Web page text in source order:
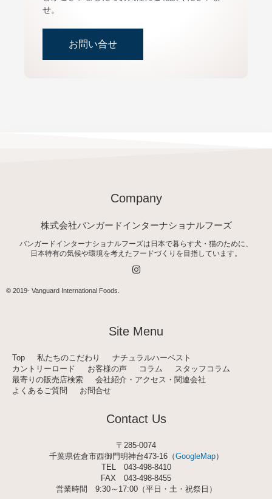
せ。
お問い合せ
Company
株式会社バンガードインターナショナルフーズ
バンガードインターナショナルフーズは日本で暮らす犬・猫のために、
日本特有の気候や環境を考えたフードづくりを目指しています。
I
n
a
m
© 2019- Vanguard International Foods
Site Menu
Top 私たちのこだわり
ナチュラルハーベスト
カントリーロード
お客様の声 コラム
スタッフコラム
最寄りの販売店検索
会社紹介・アクセス・関連会社
よくあるご質問
お問合せ
Contact Us
〒285-0074
千葉県佐倉市西御門明神台473-16（GoogleMap）
TEL 043-498-8410
FAX 043-498-8455
営業時間 9:30～17:00（平日・土・祝祭日）